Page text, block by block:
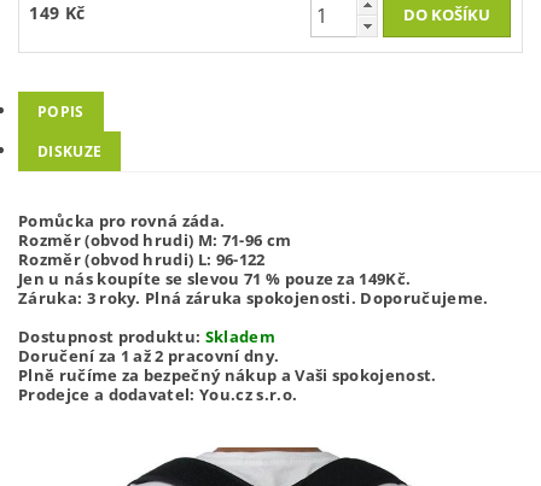
149 Kč
POPIS
DISKUZE
Pomůcka pro rovná záda.
Rozměr (obvod hrudi) M: 71-96 cm
Rozměr (obvod hrudi) L: 96-122
Jen u nás koupíte se slevou 71 % pouze za 149Kč.
Záruka: 3 roky. Plná záruka spokojenosti. Doporučujeme.
Dostupnost produktu: Skladem
Doručení za 1 až 2 pracovní dny.
Plně ručíme za bezpečný nákup a Vaši spokojenost.
Prodejce a dodavatel: You.cz s.r.o.